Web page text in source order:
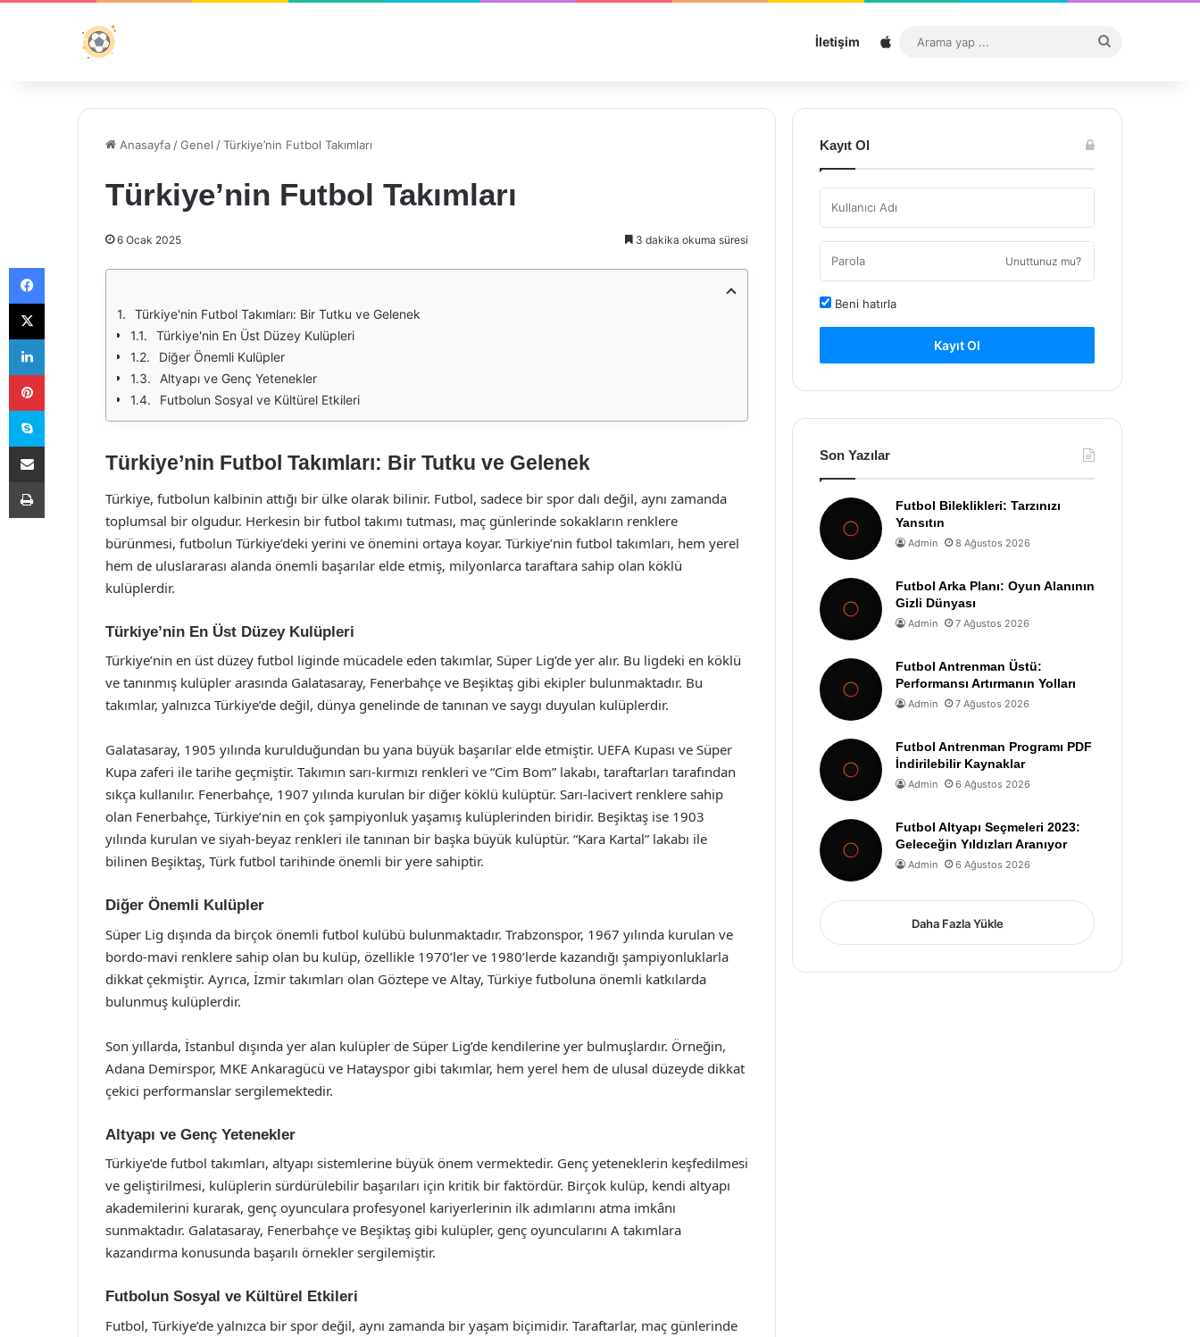
İletişim Sitemap
...
Anasayfa /Genel /Türkiye’nin Futbol Takımları
Türkiye’nin Futbol Takımları
6 Ocak 2025 3 dakika okuma süresi
Türkiye'nin Futbol Takımları: Bir Tutku ve Gelenek
Türkiye'nin En Üst Düzey Kulüpleri
Diğer Önemli Kulüpler
Altyapı ve Genç Yetenekler
Futbolun Sosyal ve Kültürel Etkileri
Türkiye’nin Futbol Takımları: Bir Tutku ve Gelenek
Türkiye, futbolun kalbinin attığı bir ülke olarak bilinir. Futbol, sadece bir spor dalı değil, aynı zamanda
toplumsal bir olgudur. Herkesin bir futbol takımı tutması, maç günlerinde sokakların renklere
bürünmesi, futbolun Türkiye’deki yerini ve önemini ortaya koyar. Türkiye’nin futbol takımları, hem yerel
hem de uluslararası alanda önemli başarılar elde etmiş, milyonlarca taraftara sahip olan köklü
kulüplerdir.
Türkiye’nin En Üst Düzey Kulüpleri
Türkiye’nin en üst düzey futbol liginde mücadele eden takımlar, Süper Lig’de yer alır. Bu ligdeki en köklü
ve tanınmış kulüpler arasında Galatasaray, Fenerbahçe ve Beşiktaş gibi ekipler bulunmaktadır. Bu
takımlar, yalnızca Türkiye’de değil, dünya genelinde de tanınan ve saygı duyulan kulüplerdir.
Galatasaray, 1905 yılında kurulduğundan bu yana büyük başarılar elde etmiştir. UEFA Kupası ve Süper
Kupa zaferi ile tarihe geçmiştir. Takımın sarı-kırmızı renkleri ve “Cim Bom” lakabı, taraftarları tarafından
sıkça kullanılır. Fenerbahçe, 1907 yılında kurulan bir diğer köklü kulüptür. Sarı-lacivert renklere sahip
olan Fenerbahçe, Türkiye’nin en çok şampiyonluk yaşamış kulüplerinden biridir. Beşiktaş ise 1903
yılında kurulan ve siyah-beyaz renkleri ile tanınan bir başka büyük kulüptür. “Kara Kartal” lakabı ile
bilinen Beşiktaş, Türk futbol tarihinde önemli bir yere sahiptir.
Diğer Önemli Kulüpler
Süper Lig dışında da birçok önemli futbol kulübü bulunmaktadır. Trabzonspor, 1967 yılında kurulan ve
bordo-mavi renklere sahip olan bu kulüp, özellikle 1970’ler ve 1980’lerde kazandığı şampiyonluklarla
dikkat çekmiştir. Ayrıca, İzmir takımları olan Göztepe ve Altay, Türkiye futboluna önemli katkılarda
bulunmuş kulüplerdir.
Son yıllarda, İstanbul dışında yer alan kulüpler de Süper Lig’de kendilerine yer bulmuşlardır. Örneğin,
Adana Demirspor, MKE Ankaragücü ve Hatayspor gibi takımlar, hem yerel hem de ulusal düzeyde dikkat
çekici performanslar sergilemektedir.
Altyapı ve Genç Yetenekler
Türkiye’de futbol takımları, altyapı sistemlerine büyük önem vermektedir. Genç yeteneklerin keşfedilmesi
ve geliştirilmesi, kulüplerin sürdürülebilir başarıları için kritik bir faktördür. Birçok kulüp, kendi altyapı
akademilerini kurarak, genç oyunculara profesyonel kariyerlerinin ilk adımlarını atma imkânı
sunmaktadır. Galatasaray, Fenerbahçe ve Beşiktaş gibi kulüpler, genç oyuncularını A takımlara
kazandırma konusunda başarılı örnekler sergilemiştir.
Futbolun Sosyal ve Kültürel Etkileri
Futbol, Türkiye’de yalnızca bir spor değil, aynı zamanda bir yaşam biçimidir. Taraftarlar, maç günlerinde
Kayıt Ol
Unuttunuz mu?
Beni hatırla
Kayıt Ol
Son Yazılar
Futbol Bileklikleri: Tarzınızı
Yansıtın
Admin 8 Ağustos 2026
Futbol Arka Planı: Oyun Alanının
Gizli Dünyası
Admin 7 Ağustos 2026
Futbol Antrenman Üstü:
Performansı Artırmanın Yolları
Admin 7 Ağustos 2026
Futbol Antrenman Programı PDF
İndirilebilir Kaynaklar
Admin 6 Ağustos 2026
Futbol Altyapı Seçmeleri 2023:
Geleceğin Yıldızları Aranıyor
Admin 6 Ağustos 2026
Daha Fazla Yükle
Facebook
X
LinkedIn
Pinterest
Skype
E-Posta ile paylaş